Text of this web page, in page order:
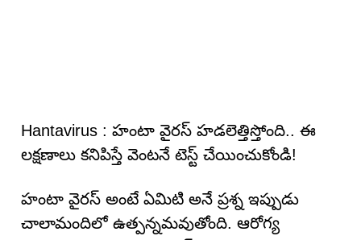
Hantavirus : హంటా వైరస్ హడలెత్తిస్తోంది.. ఈ
లక్షణాలు కనిపిస్తే వెంటనే టెస్ట్ చేయించుకోండి!
హంటా వైరస్ అంటే ఏమిటి అనే ప్రశ్న ఇప్పుడు
చాలామందిలో ఉత్పన్నమవుతోంది. ఆరోగ్య